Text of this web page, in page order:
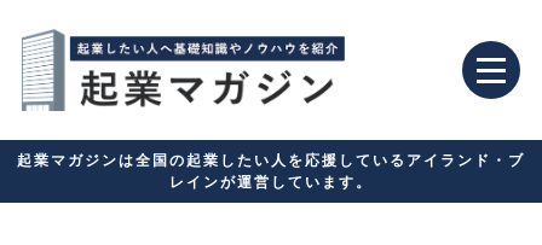
起業マガジンは全国の起業したい人を応援しているアイランド・ブ
レインが運営しています。